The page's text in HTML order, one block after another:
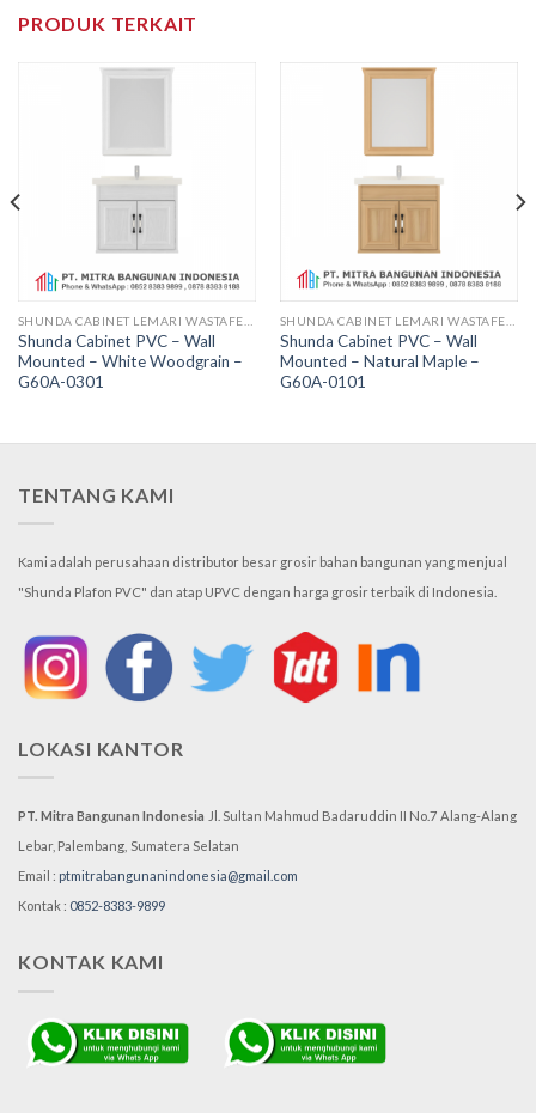
PRODUK TERKAIT
Shunda Cabinet PVC – Wall
Mounted – White Woodgrain –
G60A-0301
Shunda Cabinet PVC – Wall
Mounted – Natural Maple –
G60A-0101
TENTANG KAMI
Kami adalah perusahaan distributor besar grosir bahan bangunan yang menjual
"Shunda Plafon PVC" dan atap UPVC dengan harga grosir terbaik di Indonesia.
LOKASI KANTOR
PT. Mitra Bangunan Indonesia Jl. Sultan Mahmud Badaruddin II No.7 Alang-Alang
Lebar, Palembang, Sumatera Selatan
Email : ptmitrabangunanindonesia@gmail.com
Kontak : 0852-8383-9899
KONTAK KAMI